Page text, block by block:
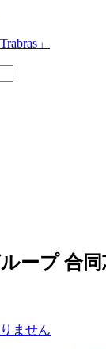
」
ープ 合同
ません